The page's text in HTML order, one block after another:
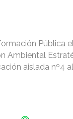
Pública
Ambiental
aislada nº4